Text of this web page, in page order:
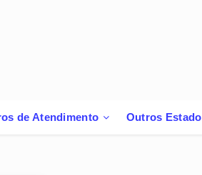
de Atendimento Outros